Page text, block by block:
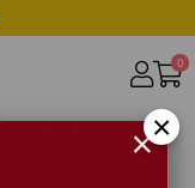
0
×